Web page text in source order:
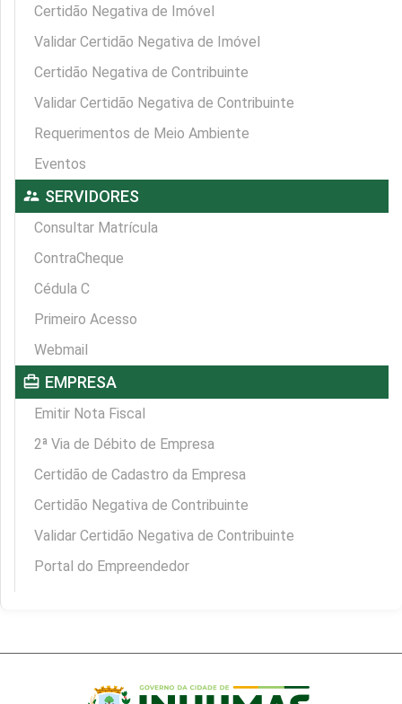
Certidão Negativa de Imóvel
Validar Certidão Negativa de Imóvel
Certidão Negativa de Contribuinte
Validar Certidão Negativa de Contribuinte
Requerimentos de Meio Ambiente
Eventos
supervisor_account SERVIDORES
Consultar Matrícula
ContraCheque
Cédula C
Primeiro Acesso
Webmail
card_travel EMPRESA
Emitir Nota Fiscal
2ª Via de Débito de Empresa
Certidão de Cadastro da Empresa
Certidão Negativa de Contribuinte
Validar Certidão Negativa de Contribuinte
Portal do Empreendedor